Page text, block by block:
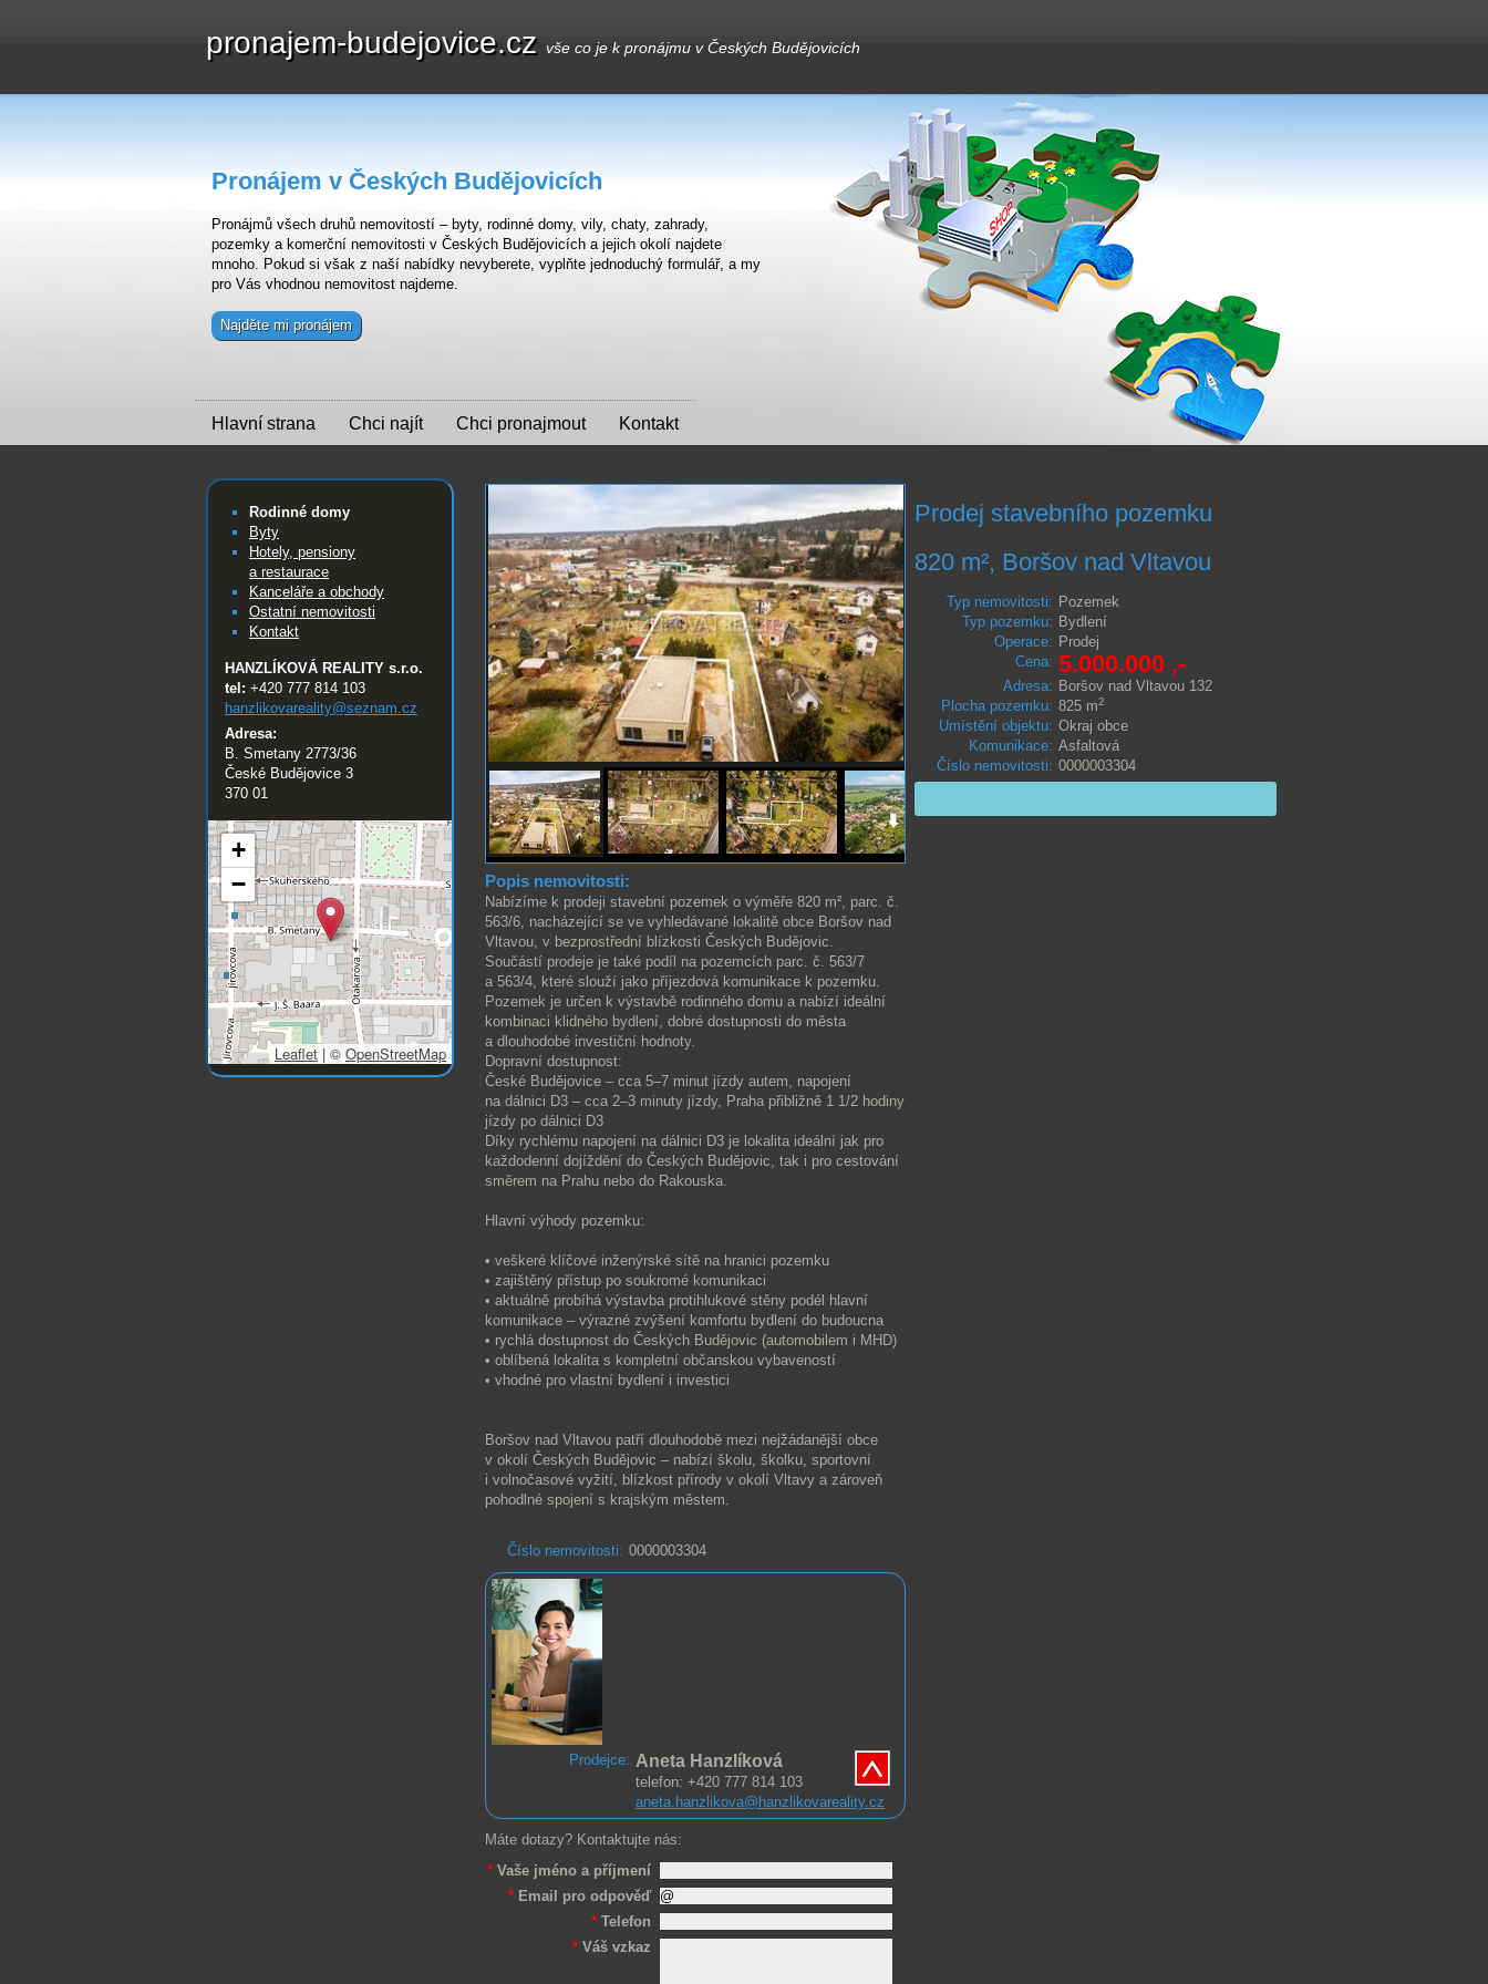
pronajem-budejovice.cz vše co je k pronájmu v Českých Budějovicích
Hlavní strana Chci najít Chci pronajmout Kontakt
Pronájem v Českých Budějovicích
Pronájmů všech druhů nemovitostí – byty, rodinné domy, vily, chaty, zahrady,
pozemky a komerční nemovitosti v Českých Budějovicích a jejich okolí najdete
mnoho. Pokud si však z naší nabídky nevyberete, vyplňte jednoduchý formulář, a my
pro Vás vhodnou nemovitost najdeme.
Najděte mi pronájem
Popis nemovitosti:
Nabízíme k prodeji stavební pozemek o výměře 820 m², parc. č.
563/6, nacházející se ve vyhledávané lokalitě obce Boršov nad
Vltavou, v bezprostřední blízkosti Českých Budějovic.
Součástí prodeje je také podíl na pozemcích parc. č. 563/7
a 563/4, které slouží jako příjezdová komunikace k pozemku.
Pozemek je určen k výstavbě rodinného domu a nabízí ideální
kombinaci klidného bydlení, dobré dostupnosti do města
a dlouhodobé investiční hodnoty.
Dopravní dostupnost:
České Budějovice – cca 5–7 minut jízdy autem, napojení
na dálnici D3 – cca 2–3 minuty jízdy, Praha přibližně 1 1/2 hodiny
jízdy po dálnici D3
Díky rychlému napojení na dálnici D3 je lokalita ideální jak pro
každodenní dojíždění do Českých Budějovic, tak i pro cestování
směrem na Prahu nebo do Rakouska.
Hlavní výhody pozemku:
• veškeré klíčové inženýrské sítě na hranici pozemku
• zajištěný přístup po soukromé komunikaci
• aktuálně probíhá výstavba protihlukové stěny podél hlavní
komunikace – výrazné zvýšení komfortu bydlení do budoucna
• rychlá dostupnost do Českých Budějovic (automobilem i MHD)
• oblíbená lokalita s kompletní občanskou vybaveností
• vhodné pro vlastní bydlení i investici
Boršov nad Vltavou patří dlouhodobě mezi nejžádanější obce
v okolí Českých Budějovic – nabízí školu, školku, sportovní
i volnočasové vyžití, blízkost přírody v okolí Vltavy a zároveň
pohodlné spojení s krajským městem.
Číslo nemovitosti: 0000003304
Prodejce: Aneta Hanzlíková
telefon: +420 777 814 103
aneta.hanzlikova@hanzlikovareality.cz
Máte dotazy? Kontaktujte nás:
* Vaše jméno a příjmení
* Email pro odpověď
* Telefon
* Váš vzkaz
Prodej stavebního pozemku
820 m², Boršov nad Vltavou
Typ nemovitosti: Pozemek
Typ pozemku: Bydlení
Operace: Prodej
Cena: 5.000.000 ,-
Adresa: Boršov nad Vltavou 132
Plocha pozemku: 825 m2
Umístění objektu: Okraj obce
Komunikace: Asfaltová
Číslo nemovitosti: 0000003304
Rodinné domy
Byty
Hotely, pensiony
a restaurace
Kanceláře a obchody
Ostatní nemovitosti
Kontakt
HANZLÍKOVÁ REALITY s.r.o.
tel: +420 777 814 103
hanzlikovareality@seznam.cz
Adresa:
B. Smetany 2773/36
České Budějovice 3
370 01
+
−
Leaflet | © OpenStreetMap